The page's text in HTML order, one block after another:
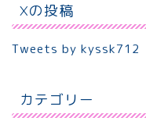
Xの投稿
Tweets by kyssk712
カテゴリー